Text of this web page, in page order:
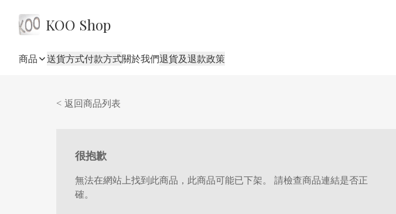
KOO Shop
商品 送貨方式付款方式關於我們退貨及退款政策
< 返回商品列表
很抱歉
無法在網站上找到此商品，此商品可能已下架。 請檢查商品連結是否正
確。